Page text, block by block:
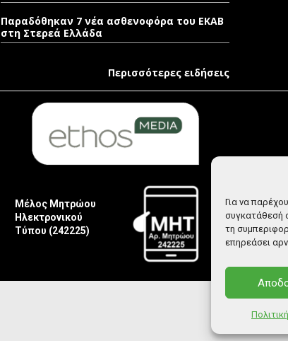
Για να
συγκατάθεσή
τη
επηρεάσει
Παραδόθηκαν 7 νέα ασθενοφόρα του ΕΚΑΒ
στη Στερεά Ελλάδα
Περισσότερες ειδήσεις
Μέλος Μητρώου
Ηλεκτρονικού
Τύπου (242225)